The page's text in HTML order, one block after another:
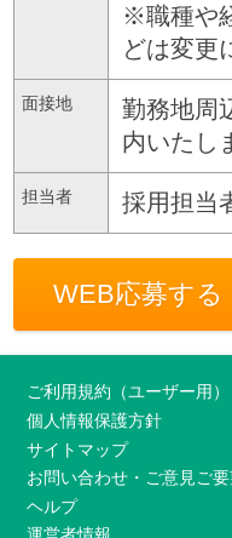
※職種や
どは変更
面接地
勤務地
内いたし
担当者 採用担当
WEB応募する
ご利用規約（ユーザー用）
個人情報保護方針
サイトマップ
お問い合わせ・ご意見ご要
ヘルプ